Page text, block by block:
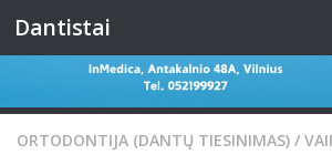
Skip to content
Dantistai
ORTODONTIJA (DANTŲ TIESINIMAS) /